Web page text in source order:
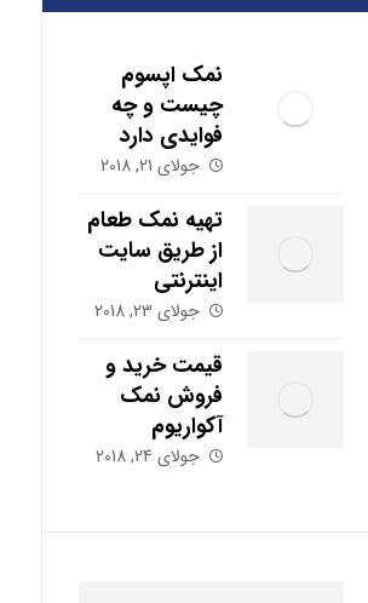
نمک اپسوم
چیست و چه
فوایدی دارد
جولای 21, 2018
تهیه نمک طعام
از طریق سایت
اینترنتی
جولای 23, 2018
قیمت خرید و
فروش نمک
آکواریوم
جولای 24, 2018